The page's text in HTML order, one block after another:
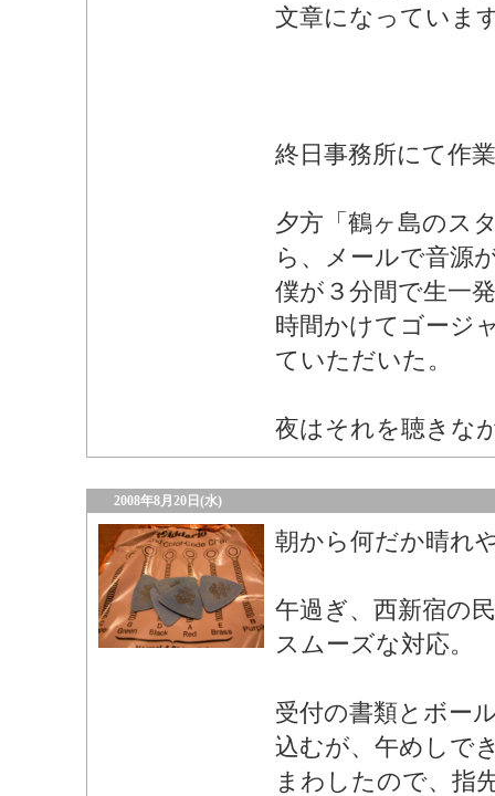
文章になっていま
終日事務所にて作
夕方「鶴ヶ島のス
ら、メールで音源
僕が３分間で生一
時間かけてゴージ
ていただいた。
夜はそれを聴きな
2008年8月20日(水)
朝から何だか晴れ
午過ぎ、西新宿の
スムーズな対応。
受付の書類とボー
込むが、午めしで
まわしたので、指